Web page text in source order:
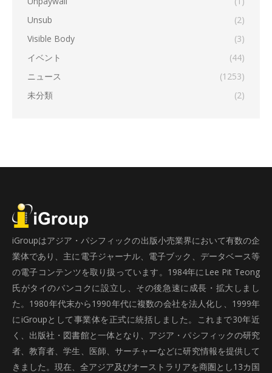
Unsub
(2)
Visible Body
(3)
イベント
(44)
ニュース
(1253)
未分類
(2)
iGroupはアジア・パシフィックの出版小売業界において有数の企
業体であり、主に電子ジャーナル、電子ブック、データベース等
の電子コンテンツを取り扱っています。1984年にLee Pit Teong
氏がタイのバンコクに設立し、その後急速に成長・拡大しまし
た。1980年代末から1990年代に複数の会社を法人化し、1999年
にiGroupとして事業体を正式に統括しました。これまで30年近
く、出版社・図書館と一体となり、アジア・パシフィックの研究
者、教育者、学生、医師、サーチャーなどに研究情報を提供して
きました。現在、全アジア及びオーストラリアを商圏とし13カ国